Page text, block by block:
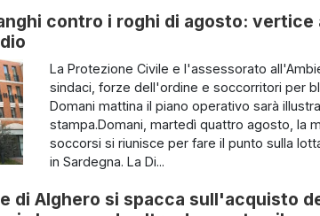
contro i roghi di agosto: vertice
La Protezione Civile e l'assessorato
sindaci, forze dell'ordine e soccorritori per
Domani mattina il piano operativo sarà
stampa.Domani, martedì quattro agosto, la
soccorsi si riunisce per fare il punto sulla
in Sardegna. La Di...
di Alghero si spacca sull'acquisto